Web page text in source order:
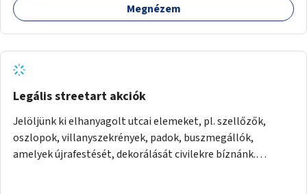
Megnézem
Legális streetart akciók
Jelöljünk ki elhanyagolt utcai elemeket, pl. szellőzők,
oszlopok, villanyszekrények, padok, buszmegállók,
amelyek újrafestését, dekorálását civilekre bíznánk.